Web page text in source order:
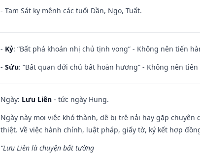
- Tam Sát kỵ mệnh các tuổi Dần, Ngọ, Tuất.
- Kỷ: “Bất phá khoán nhị chủ tịnh vong” - Không nên tiến
- Sửu: “Bất quan đới chủ bất hoàn hương” - Không nên
Ngày: Lưu Liên - tức ngày Hung.
Ngày này mọi việc khó thành, dễ bị trễ nải hay gặp
thiệt. Về việc hành chính, luật pháp, giấy tờ, ký kết hợp
“Lưu Liên là chuyện bất tường